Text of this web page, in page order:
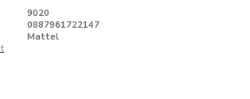
9020
0887961722147
Mattel